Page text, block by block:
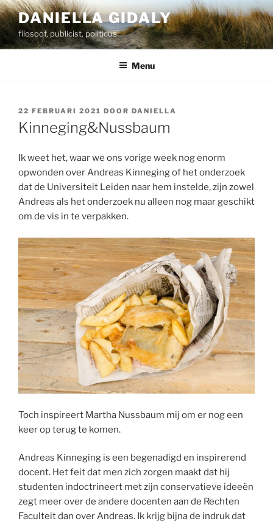
Ga
naar
de
inhoud
DANIELLA GIDALY
filosoof, publicist, politicus
Menu
GEPLAATST
OP
22 FEBRUARI 2021 DOOR DANIELLA
Kinneging&Nussbaum
Ik weet het, waar we ons vorige week nog enorm
opwonden over Andreas Kinneging of het onderzoek
dat de Universiteit Leiden naar hem instelde, zijn zowel
Andreas als het onderzoek nu alleen nog maar geschikt
om de vis in te verpakken.
Toch inspireert Martha Nussbaum mij om er nog een
keer op terug te komen.
Andreas Kinneging is een begenadigd en inspirerend
docent. Het feit dat men zich zorgen maakt dat hij
studenten indoctrineert met zijn conservatieve ideeën
zegt meer over de andere docenten aan de Rechten
Faculteit dan over Andreas. Ik krijg bijna de indruk dat